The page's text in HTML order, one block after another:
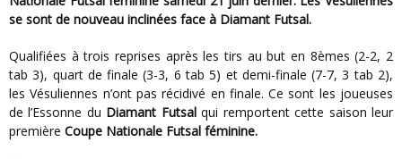
se sont de nouveau inclinées face à Diamant Futsal.
Qualifiées à trois reprises après les tirs au but en 8èmes (2-2, 2
tab 3), quart de finale (3-3, 6 tab 5) et demi-finale (7-7, 3 tab 2),
les Vésuliennes n’ont pas récidivé en finale. Ce sont les joueuses
de l’Essonne du Diamant Futsalqui remportent cette saison leur
première Coupe Nationale Futsal féminine.